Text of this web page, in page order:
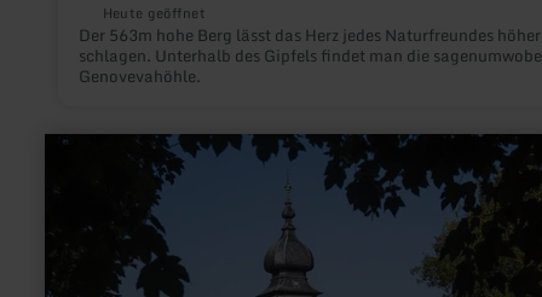
Heute geöffnet
Der 563m hohe Berg lässt das Herz jedes Naturfreundes höher
schlagen. Unterhalb des Gipfels findet man die
Genovevahöhle.
mehr
Barockkirche